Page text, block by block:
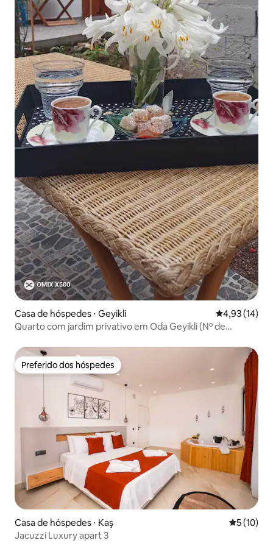
Casa de hóspedes ⋅ Geyikli 4,93 de uma
4,93 (14)
Quarto com jardim privativo em Oda Geyikli (Nº de
Preferido dos hóspedes
Preferido dos hóspedes
Casa de hóspedes ⋅ Kaş 5 de uma
5 (10)
Jacuzzi Luxury apart 3